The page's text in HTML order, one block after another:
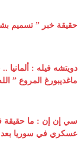
حقيقة خبر ” تسميم
دويتشه فيله :
ماغديبورغ المروع ”
سي إن إن : ما حقيقة
عسكري في سوريا